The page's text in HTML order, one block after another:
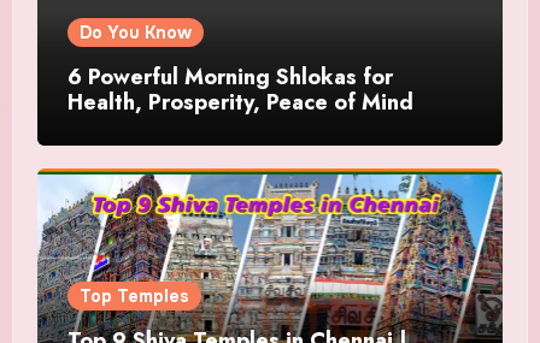
Do You Know
6 Powerful Morning Shlokas for
Health, Prosperity, Peace of Mind
Top Temples